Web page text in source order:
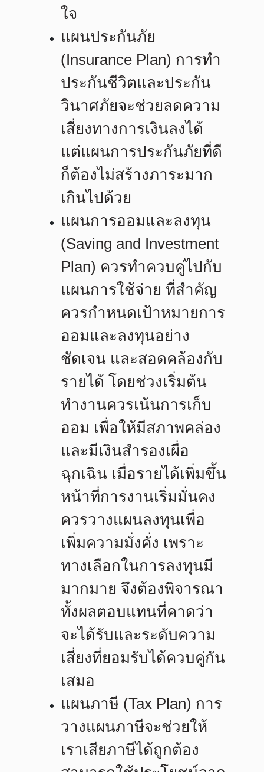
ใจ
แผนประกันภัย
(Insurance Plan) การทำ
ประกันชีวิตและประกัน
วินาศภัยจะช่วยลดความ
เสี่ยงทางการเงินลงได้
แต่แผนการประกันภัยที่ดี
ก็ต้องไม่สร้างภาระมาก
เกินไปด้วย
แผนการออมและลงทุน
(Saving and Investment
Plan) ควรทำควบคู่ไปกับ
แผนการใช้จ่าย ที่สำคัญ
ควรกำหนดเป้าหมายการ
ออมและลงทุนอย่าง
ชัดเจน และสอดคล้องกับ
รายได้ โดยช่วงเริ่มต้น
ทำงานควรเน้นการเก็บ
ออม เพื่อให้มีสภาพคล่อง
และมีเงินสำรองเผื่อ
ฉุกเฉิน เมื่อรายได้เพิ่มขึ้น
หน้าที่การงานเริ่มมั่นคง
ควรวางแผนลงทุนเพื่อ
เพิ่มความมั่งคั่ง เพราะ
ทางเลือกในการลงทุนมี
มากมาย จึงต้องพิจารณา
ทั้งผลตอบแทนที่คาดว่า
จะได้รับและระดับความ
เสี่ยงที่ยอมรับได้ควบคู่กัน
เสมอ
แผนภาษี (Tax Plan) การ
วางแผนภาษีจะช่วยให้
เราเสียภาษีได้ถูกต้อง